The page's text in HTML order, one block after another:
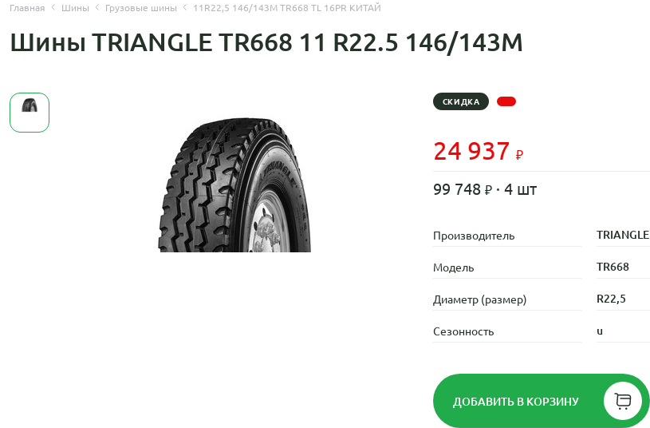
Главная Шины Грузовые шины 11R22,5 146/143M TR668 TL 16PR КИТАЙ
Шины TRIANGLE TR668 11 R22.5 146/143M
СКИДКА
24 937
99 748 · 4 шт
Производитель TRIANGLE
Модель TR668
Диаметр (размер) R22,5
Сезонность u
ДОБАВИТЬ В КОРЗИНУ